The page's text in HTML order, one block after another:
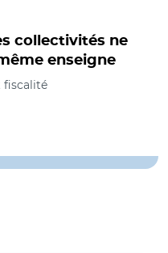
collectivités ne
enseigne
fiscalité